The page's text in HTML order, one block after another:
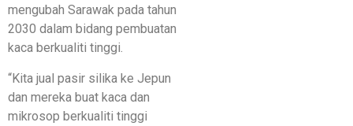
mengubah Sarawak pada tahun
2030 dalam bidang pembuatan
kaca berkualiti tinggi.
“Kita jual pasir silika ke Jepun
dan mereka buat kaca dan
mikrosop berkualiti tinggi